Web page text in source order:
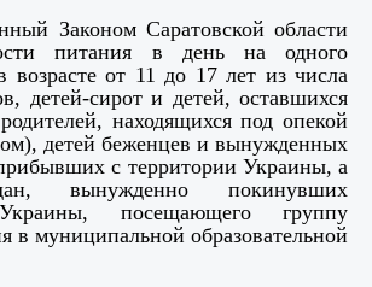
Законом Саратовской области
питания в день на одного
возрасте от 11 до 17 лет из числа
детей-сирот и детей, оставшихся
находящихся под опекой
детей беженцев и вынужденных
с территории Украины, а
вынужденно покинувших
посещающего группу
в муниципальной образовательной